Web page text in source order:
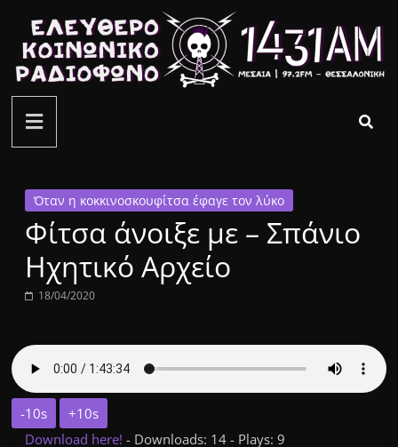
περιεχόμενο
ελεύθερο
κοινωνικό
ραδιόφωνο
1431AM
Όταν η κοκκινοσκουφίτσα έφαγε τον λύκο
Φίτσα άνοιξε με – Σπάνιο
Ηχητικό Αρχείο
18/04/2020
-10s
+10s
Download here!- Downloads: 14 - Plays: 9